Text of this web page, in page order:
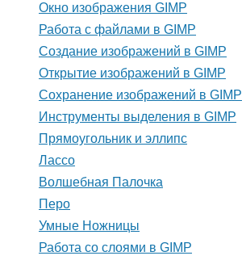
Окно изображения GIMP
Работа с файлами в GIMP
Создание изображений в GIMP
Открытие изображений в GIMP
Сохранение изображений в GIMP
Инструменты выделения в GIMP
Прямоугольник и эллипс
Лассо
Волшебная Палочка
Перо
Умные Ножницы
Работа со слоями в GIMP